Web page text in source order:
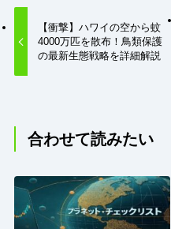
【衝撃】ハワイの空から蚊
4000万匹を散布！鳥類保護
の最新生態戦略を詳細解説
合わせて読みたい